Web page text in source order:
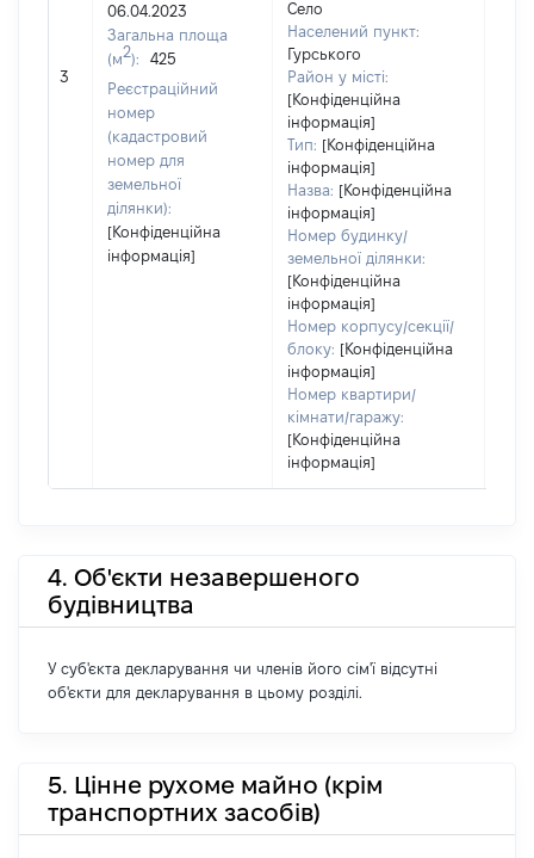
3
06.04.2023
Загальна площа
(м2):
425
Реєстраційний
номер
(кадастровий
номер для
земельної
ділянки):
[Конфіденційна
інформація]
Село
Населений пункт:
Гурського
Район у місті:
[Конфіденційна
інформація]
Тип: [Конфіденційна
інформація]
Назва: [Конфіденційна
інформація]
Номер будинку/
земельної ділянки:
[Конфіденційна
інформація]
Номер корпусу/секції/
блоку: [Конфіденційна
інформація]
Номер квартири/
кімнати/гаражу:
[Конфіденційна
інформація]
4. Об'єкти незавершеного
будівництва
У суб'єкта декларування чи членів його сім'ї відсутні
об'єкти для декларування в цьому розділі.
5. Цінне рухоме майно (крім
транспортних засобів)